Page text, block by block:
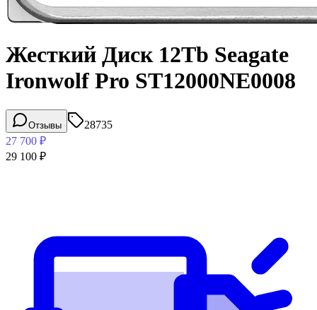
Жесткий Диск 12Tb Seagate
Ironwolf Pro ST12000NE0008
Отзывы
28735
27 700 ₽
29 100 ₽